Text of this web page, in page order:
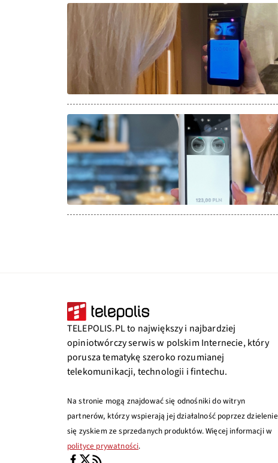
TELEPOLIS.PL to największy i najbardziej
opiniotwórczy serwis w polskim Internecie, który
porusza tematykę szeroko rozumianej
telekomunikacji, technologii i fintechu.
Na stronie mogą znajdować się odnośniki do witryn
partnerów, którzy wspierają jej działalność poprzez dzielenie
się zyskiem ze sprzedanych produktów. Więcej informacji w
polityce prywatności.